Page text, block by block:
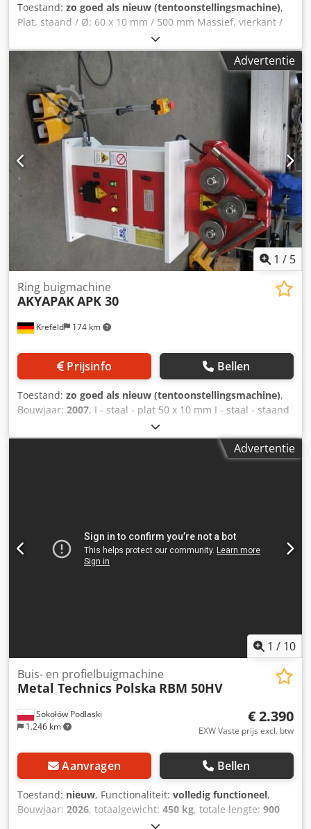
Toestand: zo goed als nieuw (tentoonstellingsmachine),
Plat, staand / Ø: 60 x 10 mm / 500 mm Massief, vierkant /
Ø: 35 x 35 mm / 900 mm Buis, rond / Ø: 70 x 2 mm / 1000
mm Asdiameter: 50 mm Diameter rol: 138 mm
Buigsnelheid: 4,5 / 9 m/min Spanning: 400 V
Motorvermogen: 0,6 / 0,9 kW Afmetingen BxDxH, ca.: 780 x
1040 x 1470 mm Gewicht ca.: 360 kg Uitrusting:
Cedepxmauepfx Abmsrf - Machine in stabiele gelaste
staalconstructie - Rolaandrijving via tandwielkast -
Geharde rollen (standaard rollenset inbegrepen) - Geharde
en geslepen montageassen - Alle schakel- en
bedieningselementen op mobiel bedieningspaneel met
voetpedaal voor rechts/links draaien - Manueel verstelbare
richtrollen - Horizontaal en verticaal te gebruiken Opties
op aanvraag: - Hydraulische invoer van bovenste rol -
Tweetraps motor - Digitaal display - Remmotor voor de
productie van precisieafdekkingen - Rollensets
Advertentie
1 / 5
Krefeld 174 km
Ring buigmachine
AKYAPAKAPK 30
Prijsinfo Bellen
Toestand: zo goed als nieuw (tentoonstellingsmachine),
Bouwjaar: 2007, I - staal - plat 50 x 10 mm I - staal - staand
80 x 15 mm Gehoekt staal 50 mm Cedpot U R H Uofx
Abmerf Rond materiaal 30,0 mm Ruwe diameter max. 1
1/2" mm Massief materiaal - diameter 30,0 mm Gewicht
Advertentie
1 / 10
Sokołów Podlaski
1.246 km
Buis- en profielbuigmachine
Metal Technics Polska RBM 50HV
€ 2.390
EXW Vaste prijs excl. btw
Aanvragen Bellen
Toestand: nieuw, Functionaliteit: volledig functioneel,
Bouwjaar: 2026, totaalgewicht: 450 kg, totale lengte: 900
850 mm, totale hoogte: